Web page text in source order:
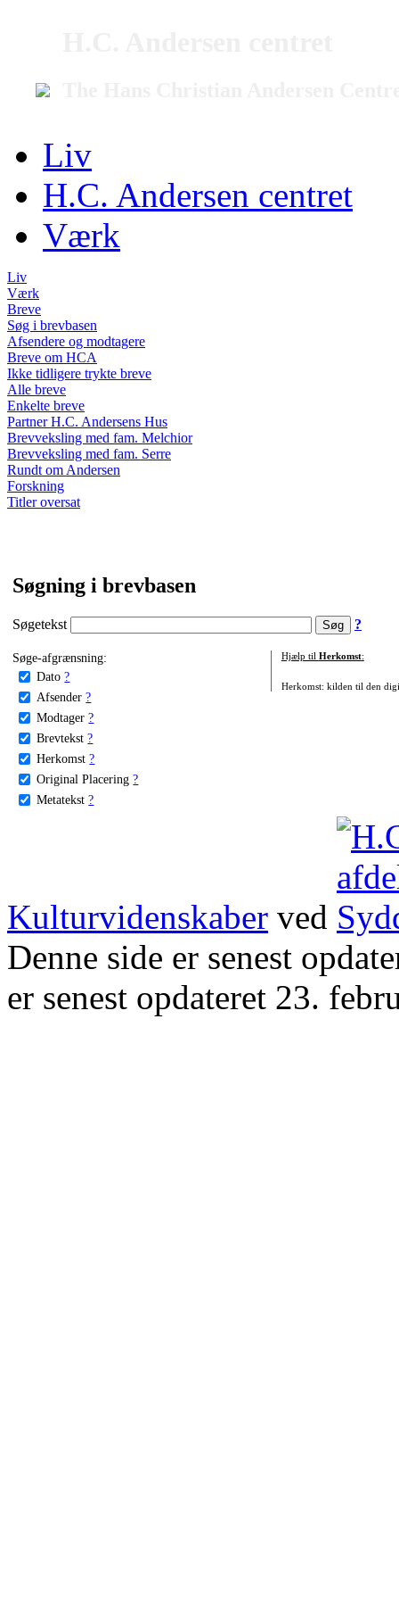
Liv
H.C. Andersen centret
Værk
Liv
Værk
Breve
Søg i brevbasen
Afsendere og modtagere
Breve om HCA
Ikke tidligere trykte breve
Alle breve
Enkelte breve
Partner H.C. Andersens Hus
Brevveksling med fam. Melchior
Brevveksling med fam. Serre
Rundt om Andersen
Forskning
Titler oversat
Søgning i brevbasen
Søgetekst ?
Søge-afgrænsning:
Dato ?
Afsender ?
Modtager ?
Brevtekst ?
Herkomst ?
Original Placering ?
Metatekst ?
Hjælp til Herkomst:
Herkomst: kilden til den
Kulturvidenskaber ved
Denne side er senest
er senest opdateret 23.